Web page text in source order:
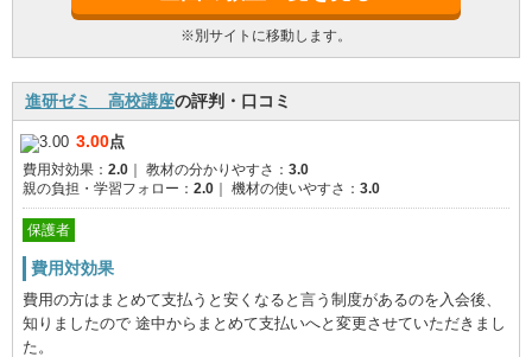
※別サイトに移動します。
進研ゼミ 高校講座の評判・口コミ
3.00点
費用対効果： 2.0 教材の分かりやすさ： 3.0
親の負担・学習フォロー： 2.0 機材の使いやすさ： 3.0
保護者
費用対効果
費用の方はまとめて支払うと安くなると言う制度があるのを入会後、
知りましたので 途中からまとめて支払いへと変更させていただきまし
た。